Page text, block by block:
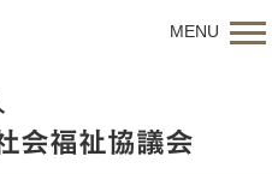
MENU